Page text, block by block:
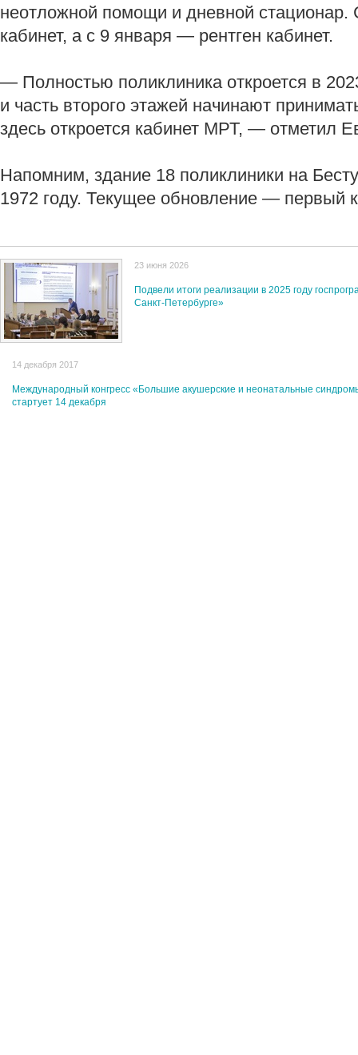
неотложной помощи и дневной
кабинет, а с 9 января — рентген кабинет.
— Полностью поликлиника откроется в
и часть второго этажей начинают
здесь откроется кабинет МРТ, — отметил
Напомним, здание 18 поликлиники на
1972 году. Текущее обновление — первый
23 июня 2026
Подвели итоги реализации в 2025 году
Санкт‑Петербурге»
14 декабря 2017
Международный конгресс «Большие акушерские и неонатальные
стартует 14 декабря